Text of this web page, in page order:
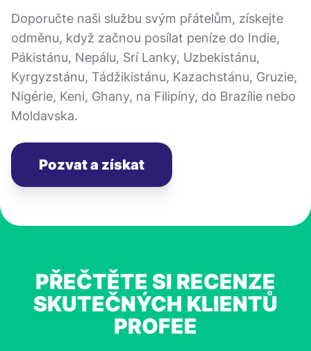
Doporučte naši službu svým přátelům, získejte
odměnu, když začnou posílat peníze do Indie,
Pákistánu, Nepálu, Srí Lanky, Uzbekistánu,
Kyrgyzstánu, Tádžikistánu, Kazachstánu, Gruzie,
Nigérie, Keni, Ghany, na Filipíny, do Brazílie nebo
Moldavska.
Pozvat a získat
PŘEČTĚTE SI RECENZE
SKUTEČNÝCH KLIENTŮ
PROFEE